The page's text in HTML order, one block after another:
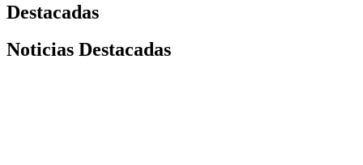
Destacadas
Noticias Destacadas